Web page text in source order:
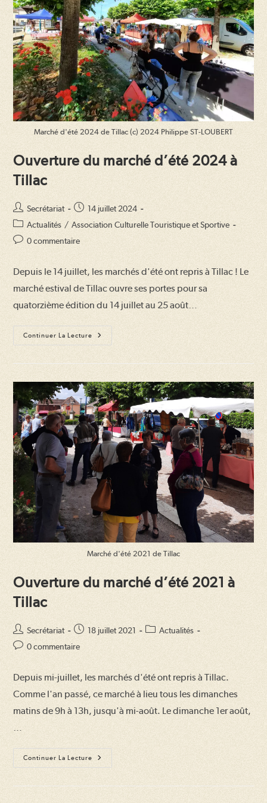
Marché d'été 2024 de Tillac (c) 2024 Philippe ST-LOUBERT
Ouverture du marché d’été 2024 à
Tillac
Auteur/autrice
de
la
publication :
Secrétariat
Publication
publiée :
14 juillet 2024
Post
category:
Actualités / Association Culturelle Touristique et Sportive
Commentaires
publication :
0 commentaire
Depuis le 14 juillet, les marchés d'été ont repris à Tillac ! Le
marché estival de Tillac ouvre ses portes pour sa
quatorzième édition du 14 juillet au 25 août…
Continuer La Lecture
Ouverture
Du
D’été
Tillac
Marché d'été 2021 de Tillac
Ouverture du marché d’été 2021 à
Tillac
Auteur/autrice
de
Secrétariat
Publication
18 juillet 2021
PostActualités
Commentaires
publication :
0 commentaire
Depuis mi-juillet, les marchés d'été ont repris à Tillac.
Comme l'an passé, ce marché à lieu tous les dimanches
matins de 9h à 13h, jusqu'à mi-août. Le dimanche 1er août,
…
Continuer La Lecture
Ouverture
Du